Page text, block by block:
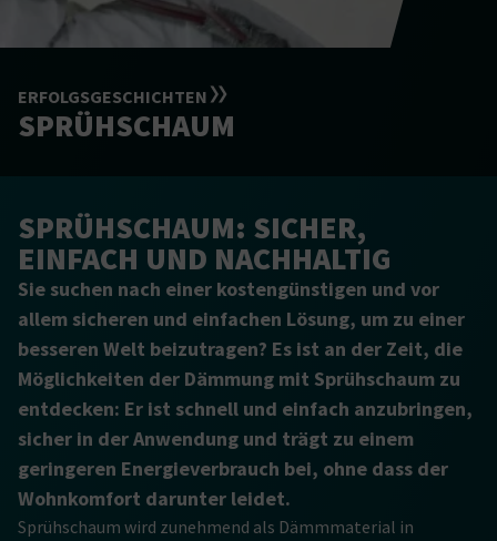
ERFOLGS­GESCHICHTEN
SPRÜHSCHAUM
SPRÜHSCHAUM: SICHER,
EINFACH UND NACHHALTIG
Sie suchen nach einer kostengünstigen und vor
allem sicheren und einfachen Lösung, um zu einer
besseren Welt beizutragen? Es ist an der Zeit, die
Möglichkeiten der Dämmung mit Sprühschaum zu
entdecken: Er ist schnell und einfach anzubringen,
sicher in der Anwendung und trägt zu einem
geringeren Energieverbrauch bei, ohne dass der
Wohnkomfort darunter leidet.
Sprühschaum wird zunehmend als Dämmmaterial in